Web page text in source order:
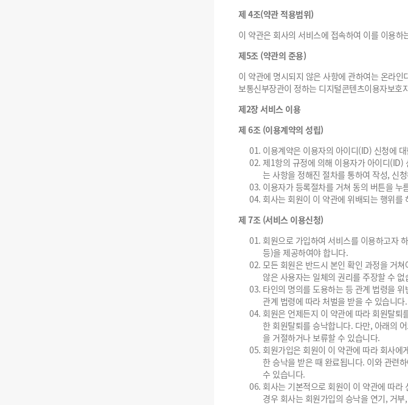
제 4조(약관 적용범위)
이 약관은 회사의 서비스에 접속하여 이를 이용하
제5조 (약관의 준용)
이 약관에 명시되지 않은 사항에 관하여는 온라
보통신부장관이 정하는 디지털콘텐츠이용자보호
제2장 서비스 이용
제 6조 (이용계약의 성립)
이용계약은 이용자의 아이디(ID) 신청에
제1항의 규정에 의해 이용자가 아이디
는 사항을 정해진 절차를 통하여 작성, 신
이용자가 등록절차를 거쳐 동의 버튼을
회사는 회원이 이 약관에 위배되는 행위
제 7조 (서비스 이용신청)
회원으로 가입하여 서비스를 이용하고자
등)을 제공하여야 합니다.
모든 회원은 반드시 본인 확인 과정을 거
않은 사용자는 일체의 권리를 주장할 수 없
타인의 명의를 도용하는 등 관계 법령을
관계 법령에 따라 처벌을 받을 수 있습니다.
회원은 언제든지 이 약관에 따라 회원탈퇴
한 회원탈퇴를 승낙합니다. 다만, 아래의
을 거절하거나 보류할 수 있습니다.
회원가입은 회원이 이 약관에 따라 회사
한 승낙을 받은 때 완료됩니다. 이와 관련
수 있습니다.
회사는 기본적으로 회원이 이 약관에 따
경우 회사는 회원가입의 승낙을 연기, 거